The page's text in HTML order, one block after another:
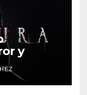
y
en